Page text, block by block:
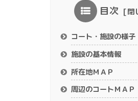
目次
コート・施設の様子
施設の基本情報
所在地ＭＡＰ
周辺のコートＭＡＰ